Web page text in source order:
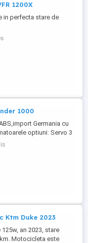
1200X
in perfecta stare de
1000
Germania cu
optiuni: Servo 3
FOX cu rebound Bullbar
Handguardurile Can am
Ktm Duke 2023
an 2023, stare
Motocicleta este